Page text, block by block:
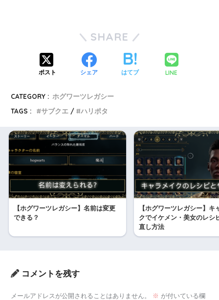
SHARE
ポスト シェア はてブ LINE
CATEGORY : ホグワーツレガシー
TAGS :
サブクエ ハリポタ
【ホグワーツレガシー】名前は変更
できる？
【ホグワーツレガシー】キ
クでイケメン・美女のレシ
直し方法
コメントを残す
メールアドレスが公開されることはありません。 ※ が付いている欄